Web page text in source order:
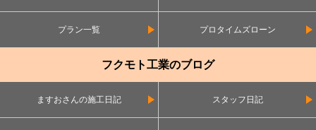
プラン一覧 プロタイムズローン
フクモト工業のブログ
ますおさんの施工日記 スタッフ日記